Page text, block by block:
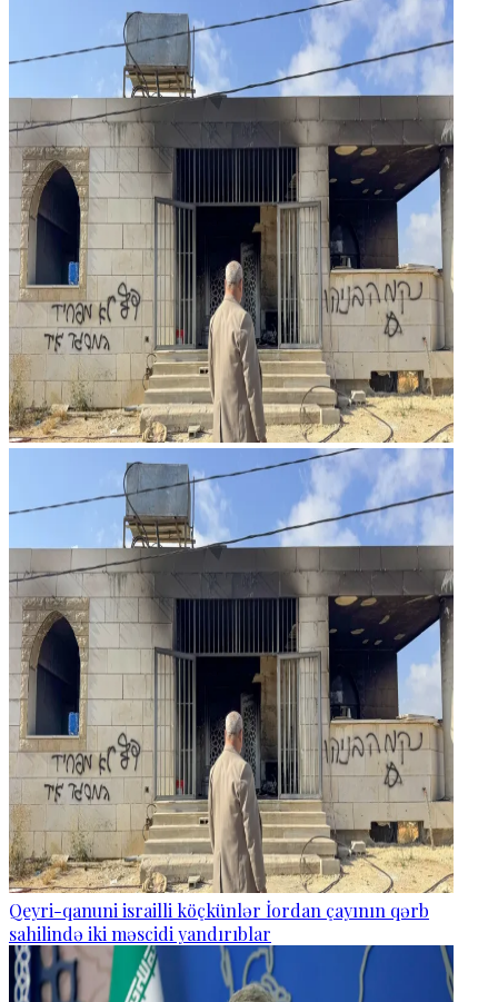
Qeyri-qanuni israilli köçkünlər İordan çayının qərb
sahilində iki məscidi yandırıblar